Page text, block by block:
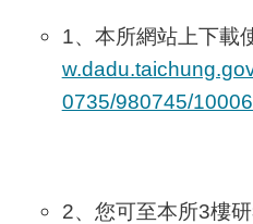
1、本所網站上下載
0735/980745/
2、您可至本所3樓